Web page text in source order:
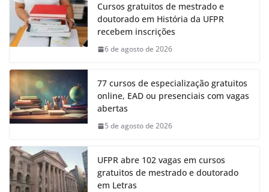
Cursos gratuitos de mestrado e
doutorado em História da UFPR
recebem inscrições
6 de agosto de 2026
77 cursos de especialização gratuitos
online, EAD ou presenciais com vagas
abertas
5 de agosto de 2026
UFPR abre 102 vagas em cursos
gratuitos de mestrado e doutorado
em Letras